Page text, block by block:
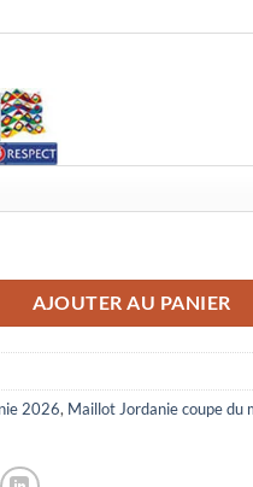
Extérieur Coupe du Monde
AJOUTER AU PANIER
2026, Maillot Jordanie coupe du